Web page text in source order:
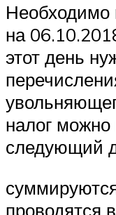
Необходимо
на
этот день
налог можно
следующий
проводятся